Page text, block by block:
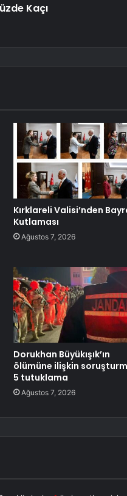
Kaçı
Kırklareli Valisi’nden
Kutlaması
Ağustos 7, 2026
Dorukhan Büyükışık’ın
ölümüne ilişkin
5 tutuklama
Ağustos 7, 2026